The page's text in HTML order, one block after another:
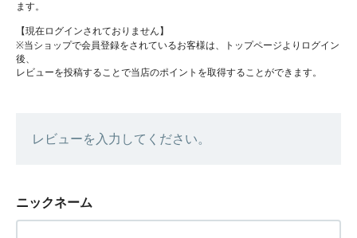
ます。
【現在ログインされておりません】
※当ショップで会員登録をされているお客様は、トップページよりログイン
後、
レビューを投稿することで当店のポイントを取得することができます。
レビューを入力してください。
ニックネーム